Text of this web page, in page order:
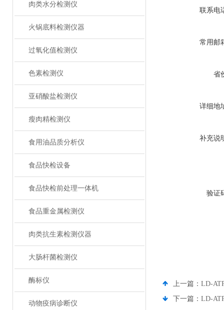
肉类水分检测仪
火锅底料检测仪器
过氧化值检测仪
色素检测仪
亚硝酸盐检测仪
瘦肉精检测仪
食用油品质分析仪
食品快检设备
食品快检前处理一体机
食品重金属检测仪
肉类抗生素检测仪器
大肠杆菌检测仪
酶标仪
动物疫病诊断仪
联系电
常用邮
省
详细地
补充说
验证
上一篇： LD-
下一篇： LD-